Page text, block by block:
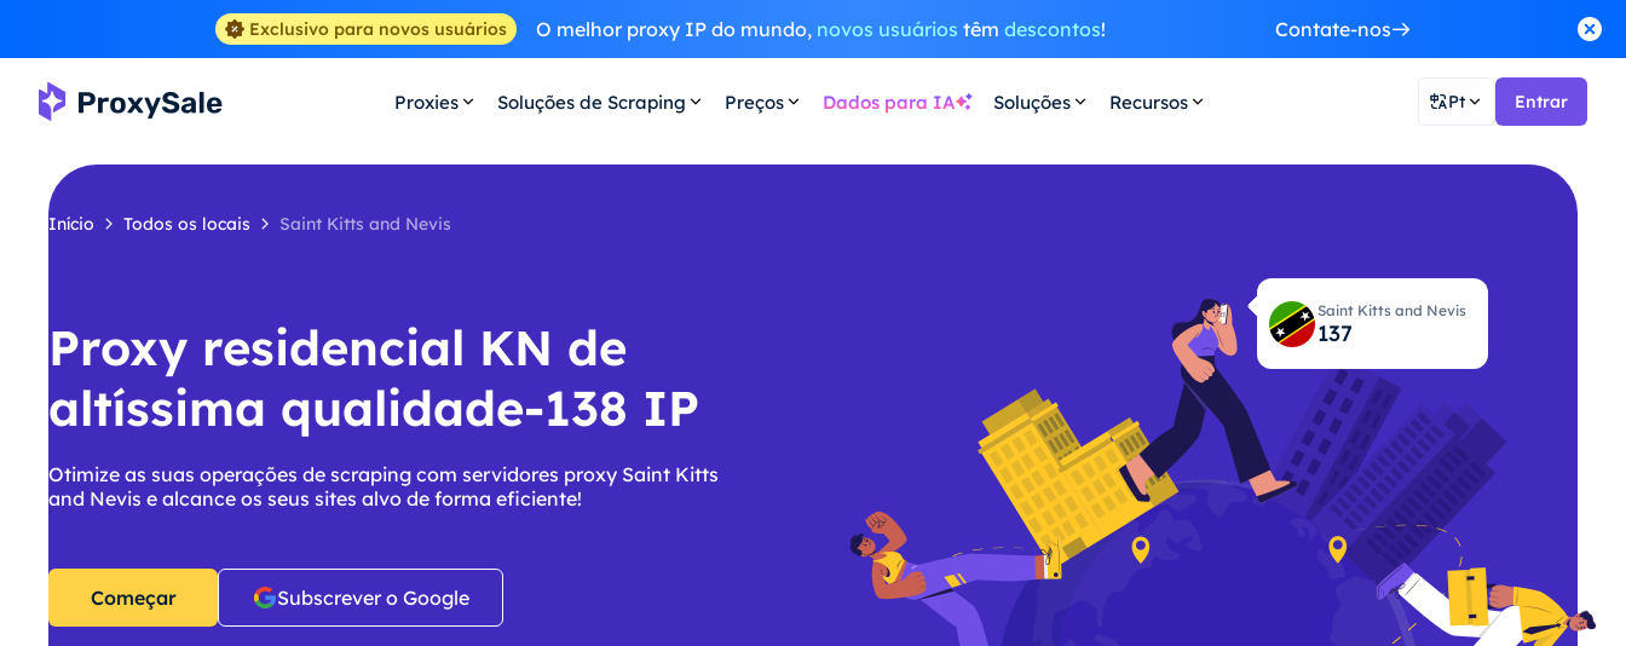
Exclusivo para novos usuários O melhor proxy IP do mundo, novos usuários têm descontos! Contate-nos
Proxies Soluções de Scraping Preços Dados para IA Soluções Recursos Pt Entrar
Início Todos os locais Saint Kitts and Nevis
Proxy residencial KN de
altíssima qualidade-138 IP
Otimize as suas operações de scraping com servidores proxy Saint Kitts
and Nevis e alcance os seus sites alvo de forma eficiente!
Começar Subscrever o Google
Saint Kitts and Nevis
138